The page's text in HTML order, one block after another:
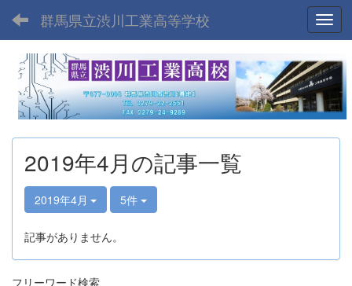
群馬県立渋川工業高等学校
2019年4月の記事一覧
2019年4月 5件
記事がありません。
フリーワード検索